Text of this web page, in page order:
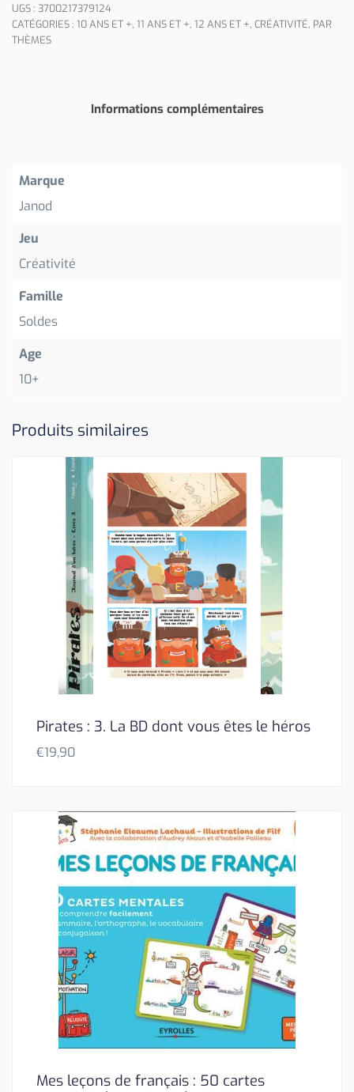
UGS : 3700217379124
CATÉGORIES : 10 ANS ET +, 11 ANS ET +, 12 ANS ET +, CRÉATIVITÉ, PAR
THÈMES
Informations complémentaires
Marque
Janod
Jeu
Créativité
Famille
Soldes
Age
10+
Produits similaires
Pirates : 3. La BD dont vous êtes le héros
€19,90
Mes leçons de français : 50 cartes